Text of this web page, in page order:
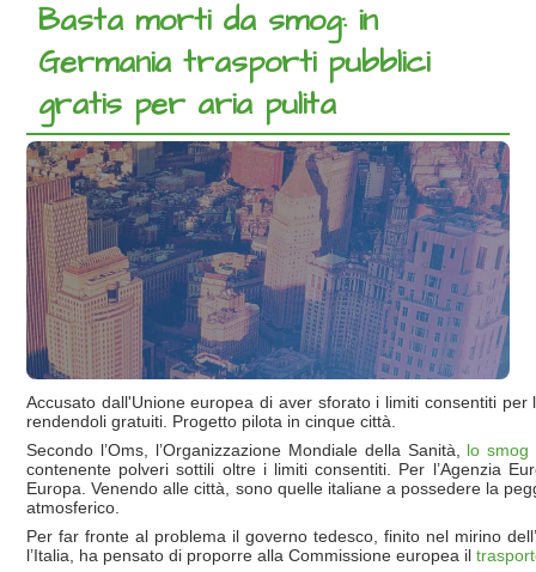
Basta morti da smog: in
Germania trasporti pubblici
gratis per aria pulita
Accusato dall'Unione europea di aver sforato i limiti consentiti
rendendoli gratuiti. Progetto pilota in cinque città.
Secondo l’Oms, l’Organizzazione Mondiale della Sanità, lo smog
contenente polveri sottili oltre i limiti consentiti. Per l’Agenzia
Europa. Venendo alle città, sono quelle italiane a possedere la
atmosferico.
Per far fronte al problema il governo tedesco, finito nel mirino
l’Italia, ha pensato di proporre alla Commissione europea il